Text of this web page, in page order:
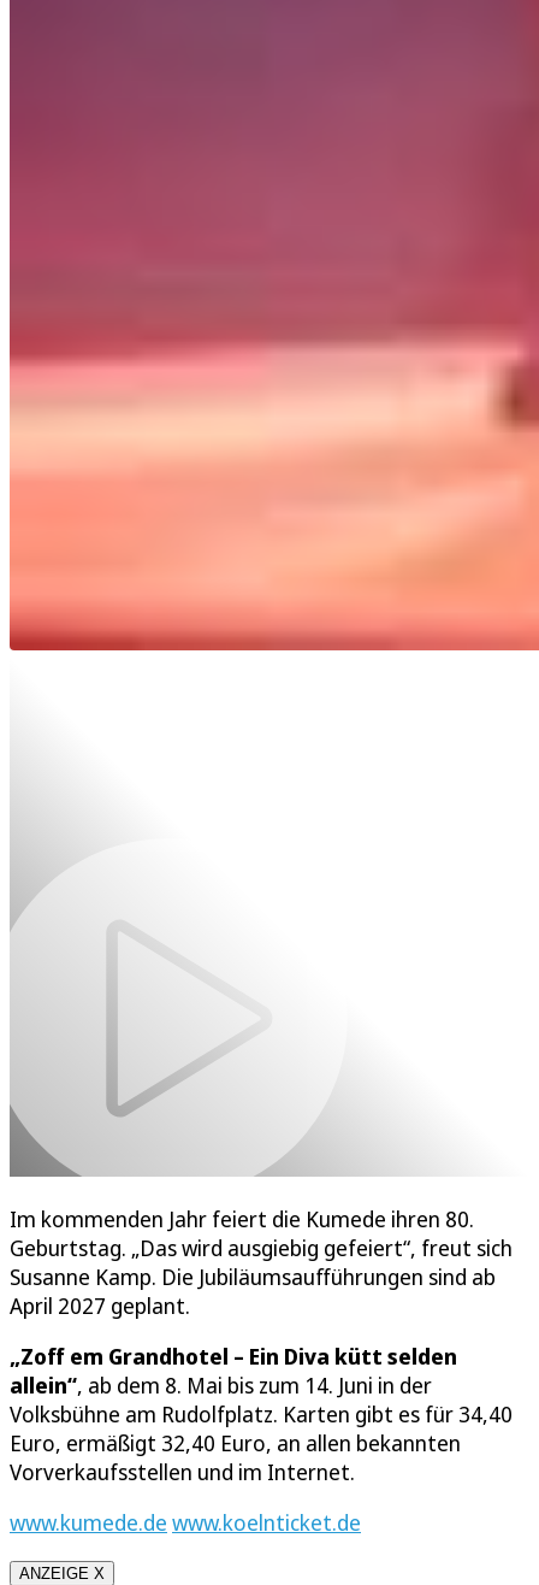
Im kommenden Jahr feiert die Kumede ihren 80.
Geburtstag. „Das wird ausgiebig gefeiert“, freut sich
Susanne Kamp. Die Jubiläumsaufführungen sind ab
April 2027 geplant.
„Zoff em Grandhotel – Ein Diva kütt selden
allein“, ab dem 8. Mai bis zum 14. Juni in der
Volksbühne am Rudolfplatz. Karten gibt es für 34,40
Euro, ermäßigt 32,40 Euro, an allen bekannten
Vorverkaufsstellen und im Internet.
www.kumede.de www.koelnticket.de
ANZEIGE X